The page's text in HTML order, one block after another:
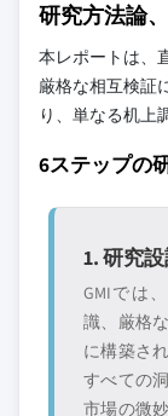
研究方法論
本レポートは、
厳格な相互検証
り、単なる机上
6ステップの
1. 研究
GMIでは
識、厳格
に構築さ
すべての
市場の微